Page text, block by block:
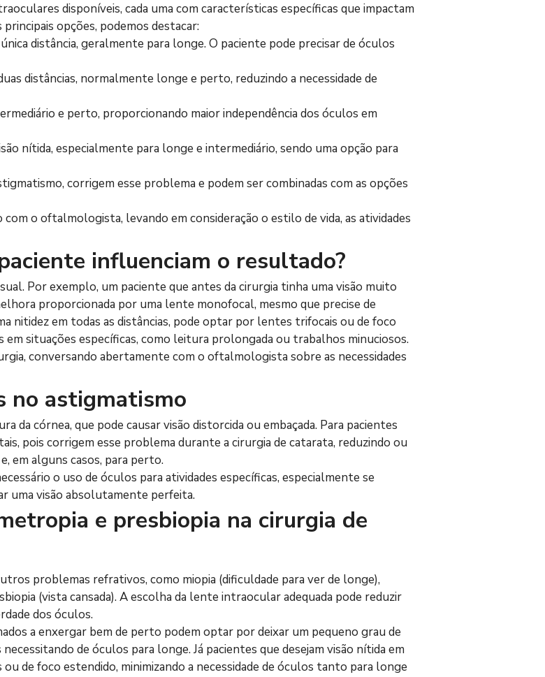
disponíveis, cada uma com características específicas que impactam
opções, podemos destacar:
distância, geralmente para longe. O paciente pode precisar de óculos
distâncias, normalmente longe e perto, reduzindo a necessidade de
e perto, proporcionando maior independência dos óculos em
nítida, especialmente para longe e intermediário, sendo uma opção para
corrigem esse problema e podem ser combinadas com as opções
o oftalmologista, levando em consideração o estilo de vida, as atividades
influenciam o resultado?
Por exemplo, um paciente que antes da cirurgia tinha uma visão muito
proporcionada por uma lente monofocal, mesmo que precise de
nitidez em todas as distâncias, pode optar por lentes trifocais ou de foco
em situações específicas, como leitura prolongada ou trabalhos minuciosos.
conversando abertamente com o oftalmologista sobre as necessidades
no astigmatismo
da córnea, que pode causar visão distorcida ou embaçada. Para pacientes
pois corrigem esse problema durante a cirurgia de catarata, reduzindo ou
em alguns casos, para perto.
o uso de óculos para atividades específicas, especialmente se
uma visão absolutamente perfeita.
e presbiopia na cirurgia de
problemas refrativos, como miopia (dificuldade para ver de longe),
(vista cansada). A escolha da lente intraocular adequada pode reduzir
dos óculos.
a enxergar bem de perto podem optar por deixar um pequeno grau de
de óculos para longe. Já pacientes que desejam visão nítida em
de foco estendido, minimizando a necessidade de óculos tanto para longe